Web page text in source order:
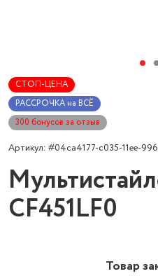
СТОП-ЦЕНА
РАССРОЧКА на ВСЁ
300 бонусов за отзыв
Артикул: #04ca4177-c035-11ee-
CF451LF0
Товар